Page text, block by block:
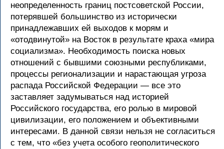
неопределенность границ постсоветской России,
потерявшей большинство из исторически
принадлежавших ей выходов к морям и
«отодвинутой» на Восток в результате краха «мира
социализма». Необходимость поиска новых
отношений с бывшими союзными республиками,
процессы регионализации и нарастающая угроза
распада Российской Федерации — все это
заставляет задумываться над историей
Российского государства, его ролью в мировой
цивилизации, его положением и объективными
интересами. В данной связи нельзя не согласиться
с тем, что «без учета особого геополитического